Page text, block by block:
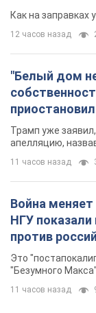
Как на заправках
12 часов назад
"Белый дом
бального
долларов
Трамп уже
апелляцию,
11 часов назад
Война меняет
НГУ
против
Фото
Это
"Безумного Макса"
11 часов назад